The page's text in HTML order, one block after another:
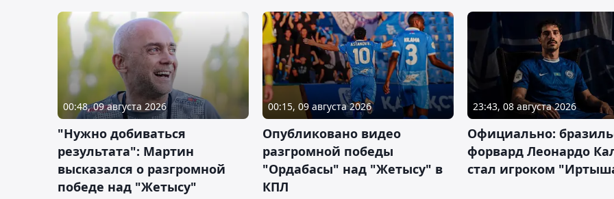
00:48, 09 августа 2026
"Нужно добиваться
результата": Мартин
высказался о разгромной
победе над "Жетысу"
00:15, 09 августа 2026
Опубликовано видео
разгромной победы
"Ордабасы" над "Жетысу" в
КПЛ
23:43, 08 августа 2026
Официально:
форвард Леонардо
стал игроком